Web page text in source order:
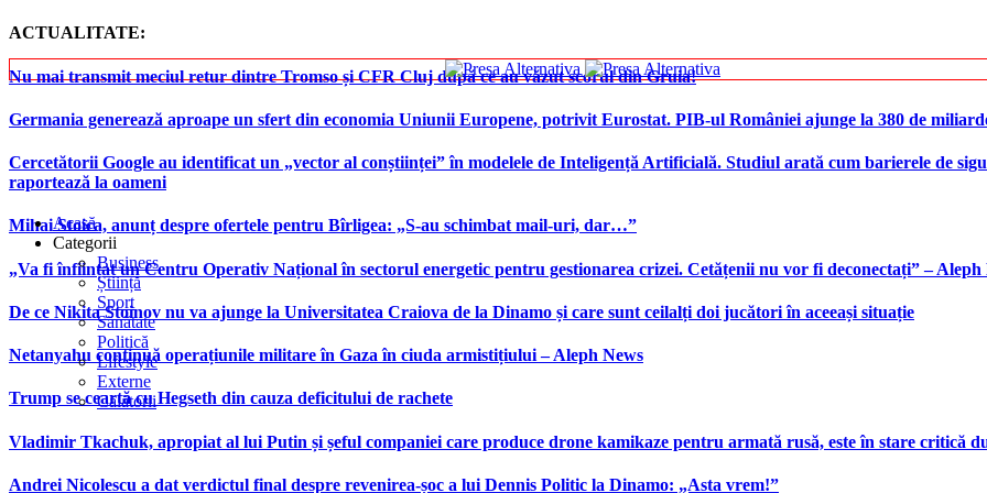
ACTUALITATE:
Nu mai transmit meciul retur dintre Tromso și CFR Cluj după ce au văzut scorul din Gruia!
Germania generează aproape un sfert din economia Uniunii Europene, potrivit Eurostat. PIB-ul României ajunge la 380 de
Cercetătorii Google au identificat un „vector al conștiinței” în modelele de Inteligență Artificială. Studiul arată cum barierele de
raportează la oameni
Mihai Stoica, anunț despre ofertele pentru Bîrligea: „S-au schimbat mail-uri, dar…”
„Va fi înființat un Centru Operativ Național în sectorul energetic pentru gestionarea crizei. Cetățenii nu vor fi deconectați” – Aleph
De ce Nikita Stoinov nu va ajunge la Universitatea Craiova de la Dinamo și care sunt ceilalți doi jucători în aceeași situație
Netanyahu continuă operațiunile militare în Gaza în ciuda armistițiului – Aleph News
Trump se ceartă cu Hegseth din cauza deficitului de rachete
Vladimir Tkachuk, apropiat al lui Putin și șeful companiei care produce drone kamikaze pentru armată rusă, este în stare critică
Andrei Nicolescu a dat verdictul final despre revenirea-șoc a lui Dennis Politic la Dinamo: „Asta vrem!”
Acasă
Categorii
Business
Știință
Sport
Sănătate
Politică
Lifestyle
Externe
Călătorii